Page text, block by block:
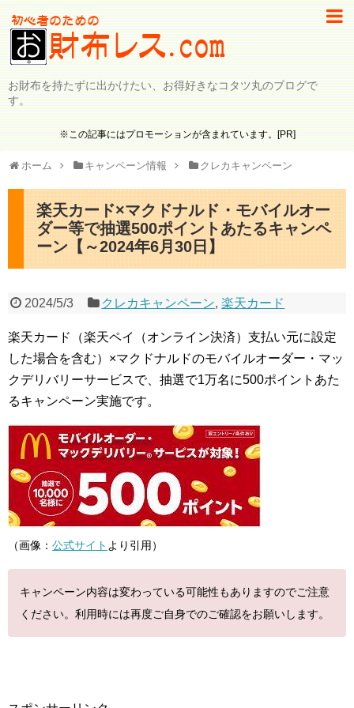
お財布を持たずに出かけたい、お得好きなコタツ丸のブログで
す。
※この記事にはプロモーションが含まれています。[PR]
ホーム キャンペーン情報 クレカキャンペーン
楽天カード×マクドナルド・モバイルオー
ダー等で抽選500ポイントあたるキャンペ
ーン【～2024年6月30日】
2024/5/3 クレカキャンペーン,楽天カード
楽天カード（楽天ペイ（オンライン決済）支払い元に設定
した場合を含む）×マクドナルドのモバイルオーダー・マッ
クデリバリーサービスで、抽選で1万名に500ポイントあた
るキャンペーン実施です。
（画像： 公式サイト より引用）
キャンペーン内容は変わっている可能性もありますのでご注意
ください。利用時には再度ご自身でのご確認をお願いします。